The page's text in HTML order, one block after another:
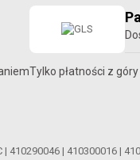
Tylko płatności z góry
| 410290046 | 410300016 |